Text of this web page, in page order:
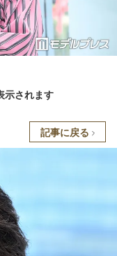
示されます
記事に戻る